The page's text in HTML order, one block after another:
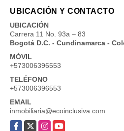
UBICACIÓN Y CONTACTO
UBICACIÓN
Carrera 11 No. 93a – 83
Bogotá D.C. - Cundinamarca -
MÓVIL
+573006396553
TELÉFONO
+573006396553
EMAIL
inmobiliaria@ecoinclusiva.com
Facebook
X InstagramYouTube